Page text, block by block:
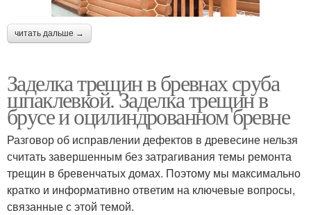
читать дальше →
Заделка трещин в бревнах сруба
шпаклевкой. Заделка трещин в
брусе и оцилиндрованном бревне
Разговор об исправлении дефектов в древесине нельзя
считать завершенным без затрагивания темы ремонта
трещин в бревенчатых домах. Поэтому мы максимально
кратко и информативно ответим на ключевые вопросы,
связанные с этой темой.